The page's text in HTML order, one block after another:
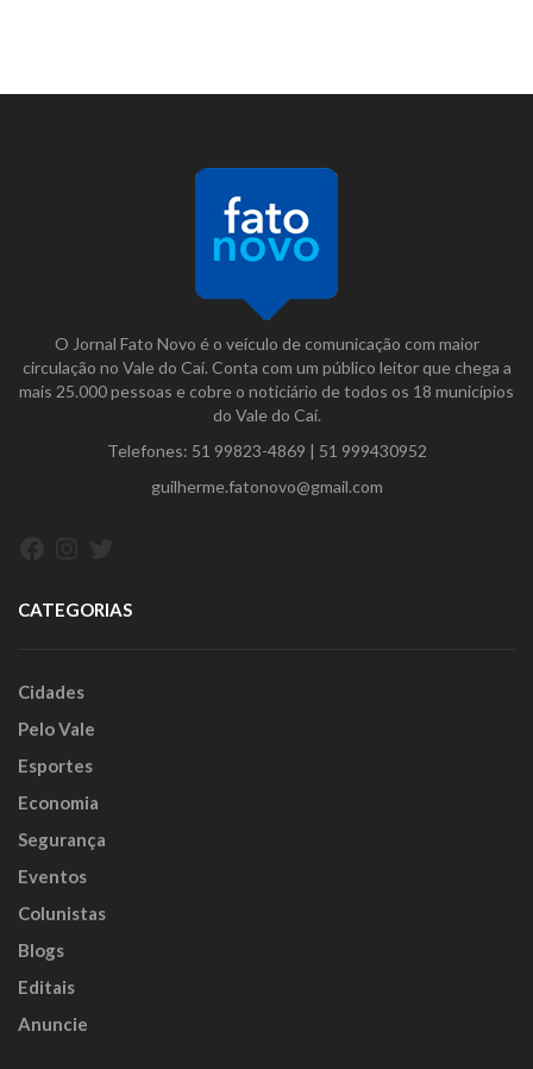
O Jornal Fato Novo é o veículo de comunicação com maior
circulação no Vale do Caí. Conta com um público leitor que chega a
mais 25.000 pessoas e cobre o noticiário de todos os 18 municípios
do Vale do Caí.
Telefones: 51 99823-4869 | 51 999430952
guilherme.fatonovo@gmail.com
CATEGORIAS
Cidades
Pelo Vale
Esportes
Economia
Segurança
Eventos
Colunistas
Blogs
Editais
Anuncie